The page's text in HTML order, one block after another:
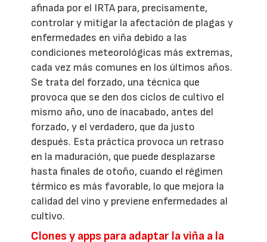
afinada por el IRTA para, precisamente,
controlar y mitigar la afectación de plagas y
enfermedades en viña debido a las
condiciones meteorológicas más extremas,
cada vez más comunes en los últimos años.
Se trata del forzado, una técnica que
provoca que se den dos ciclos de cultivo el
mismo año, uno de inacabado, antes del
forzado, y el verdadero, que da justo
después. Esta práctica provoca un retraso
en la maduración, que puede desplazarse
hasta finales de otoño, cuando el régimen
térmico es más favorable, lo que mejora la
calidad del vino y previene enfermedades al
cultivo.
Clones y apps para adaptar la viña a la